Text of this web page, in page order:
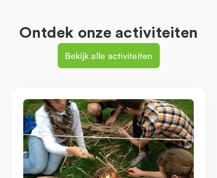
Ontdek onze activiteiten
Bekijk alle activiteiten